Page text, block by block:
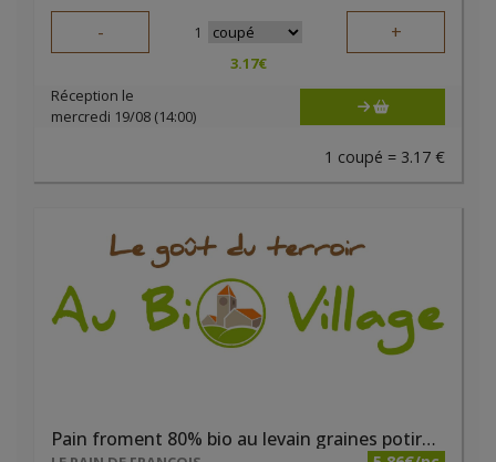
- 1 +
3.17€
Réception le
mercredi 19/08 (14:00)
1 coupé = 3.17 €
Pain froment 80% bio au levain graines potiron tournesol sésame 800g